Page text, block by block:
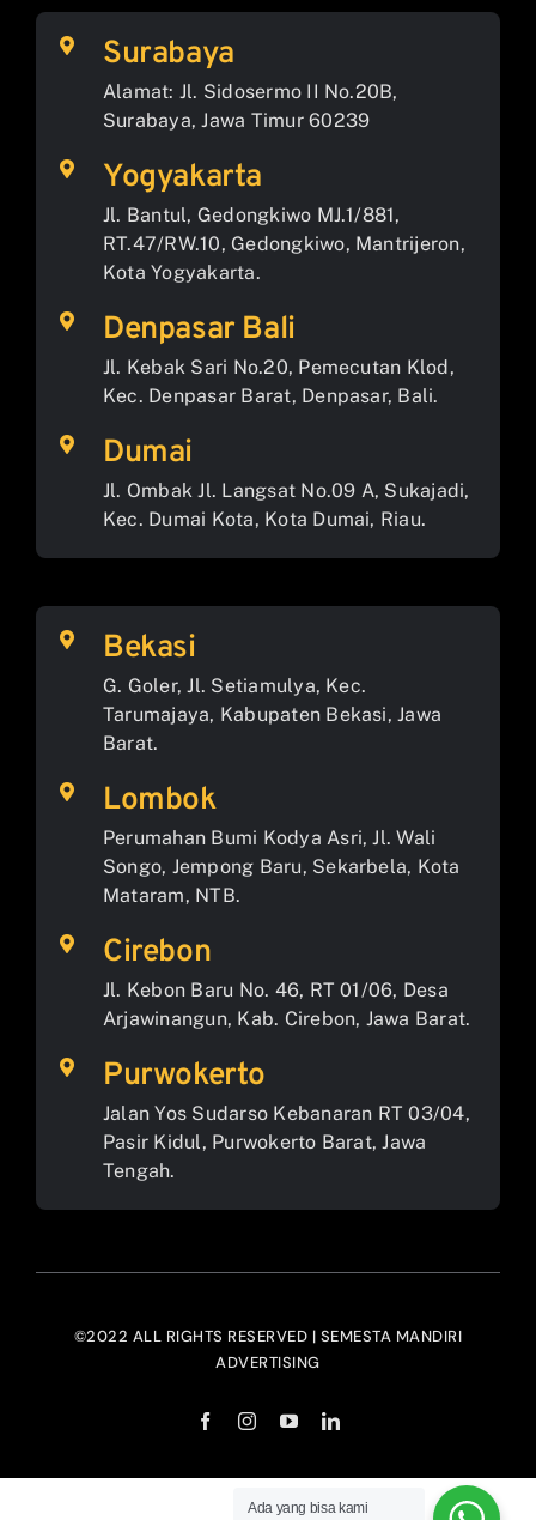
Surabaya
Alamat: Jl. Sidosermo II No.20B,
Surabaya, Jawa Timur 60239
Yogyakarta
Jl. Bantul, Gedongkiwo MJ.1/881,
RT.47/RW.10, Gedongkiwo, Mantrijeron,
Kota Yogyakarta.
Denpasar Bali
Jl. Kebak Sari No.20, Pemecutan Klod,
Kec. Denpasar Barat, Denpasar, Bali.
Dumai
Jl. Ombak Jl. Langsat No.09 A, Sukajadi,
Kec. Dumai Kota, Kota Dumai, Riau.
Bekasi
G. Goler, Jl. Setiamulya, Kec.
Tarumajaya, Kabupaten Bekasi, Jawa
Barat.
Lombok
Perumahan Bumi Kodya Asri, Jl. Wali
Songo, Jempong Baru, Sekarbela, Kota
Mataram, NTB.
Cirebon
Jl. Kebon Baru No. 46, RT 01/06, Desa
Arjawinangun, Kab. Cirebon, Jawa Barat.
Purwokerto
Jalan Yos Sudarso Kebanaran RT 03/04,
Pasir Kidul, Purwokerto Barat, Jawa
Tengah.
©2022 ALL RIGHTS RESERVED | SEMESTA MANDIRI
ADVERTISING
Ada yang bisa kami